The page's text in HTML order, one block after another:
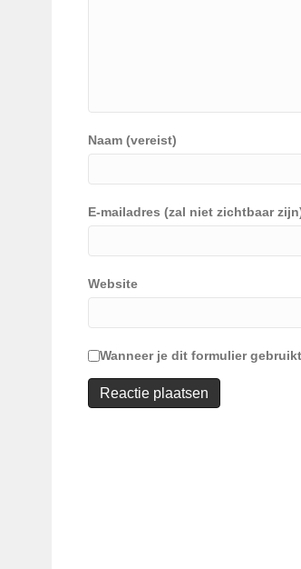
Naam (vereist)
E-mailadres (zal niet zichtbaar
Website
Wanneer je dit formulier